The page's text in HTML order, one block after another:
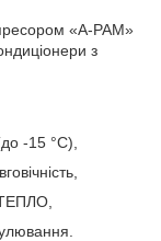
«A-PAM»
з
-15 °C),